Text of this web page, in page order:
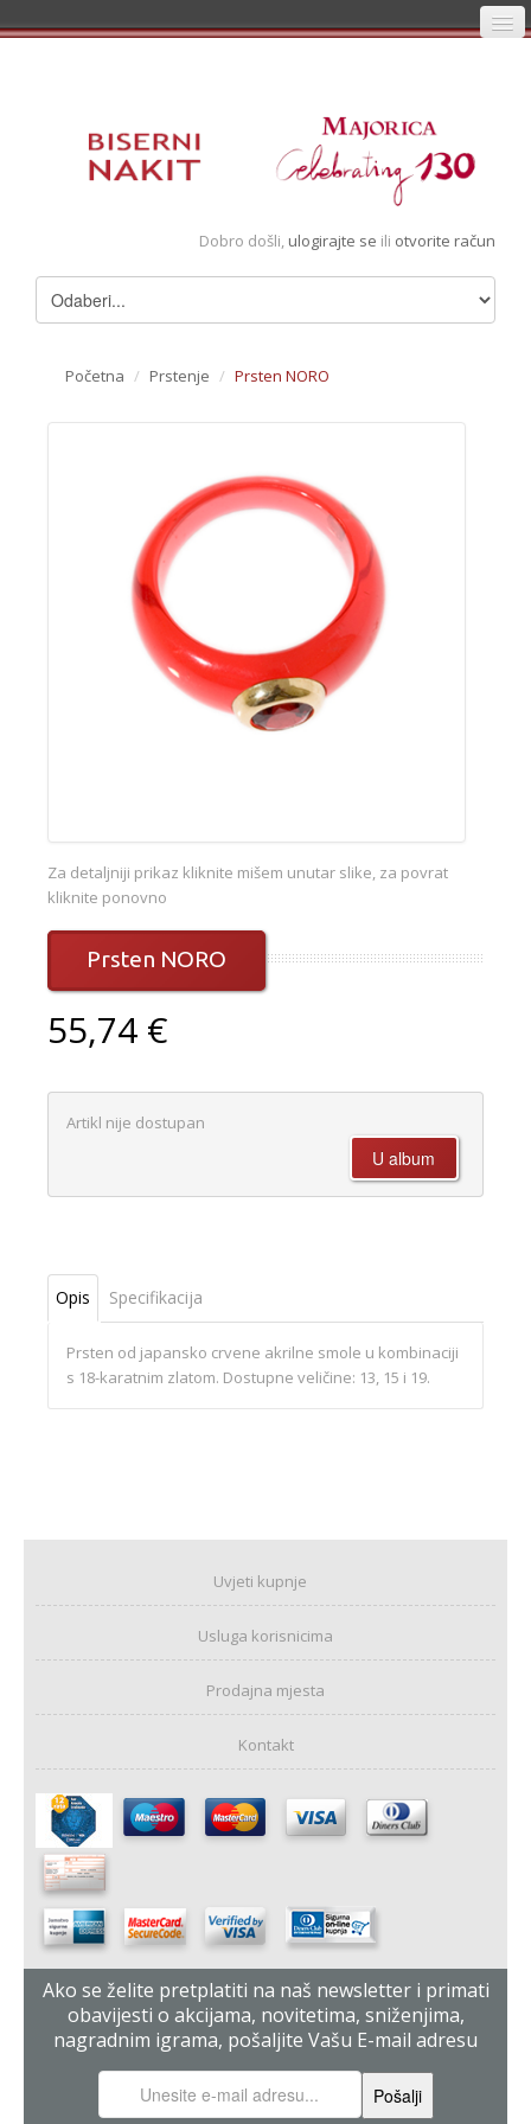
Registracija
Pregledani artikli
Dobro došli, ulogirajte se ili otvorite račun
Početna / Prstenje / Prsten NORO
Za detaljniji prikaz kliknite mišem unutar slike, za povrat
kliknite ponovno
Prsten NORO
55,74 €
Artikl nije dostupan
Opis Specifikacija
Prsten od japansko crvene akrilne smole u kombinaciji
s 18-karatnim zlatom. Dostupne veličine: 13, 15 i 19.
Uvjeti kupnje
Usluga korisnicima
Prodajna mjesta
Kontakt
Ako se želite pretplatiti na naš newsletter i primati
obavijesti o akcijama, novitetima, sniženjima,
nagradnim igrama, pošaljite Vašu E-mail adresu